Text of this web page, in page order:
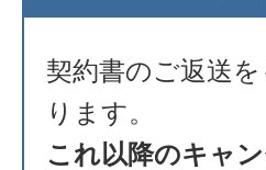
契約書のご返送
ります。
これ以降のキャ